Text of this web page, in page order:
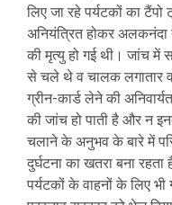
लिए जा रहे पर्यटकों का
अनियंत्रित होकर अलकनंदा
की मृत्यु हो गई थी। जांच में
से चले थे व चालक लगातार
ग्रीन-कार्ड लेने की
की जांच हो पाती है और न
चलाने के अनुभव के बारे में
दुर्घटना का खतरा बना
पर्यटकों के वाहनों के लिए भी